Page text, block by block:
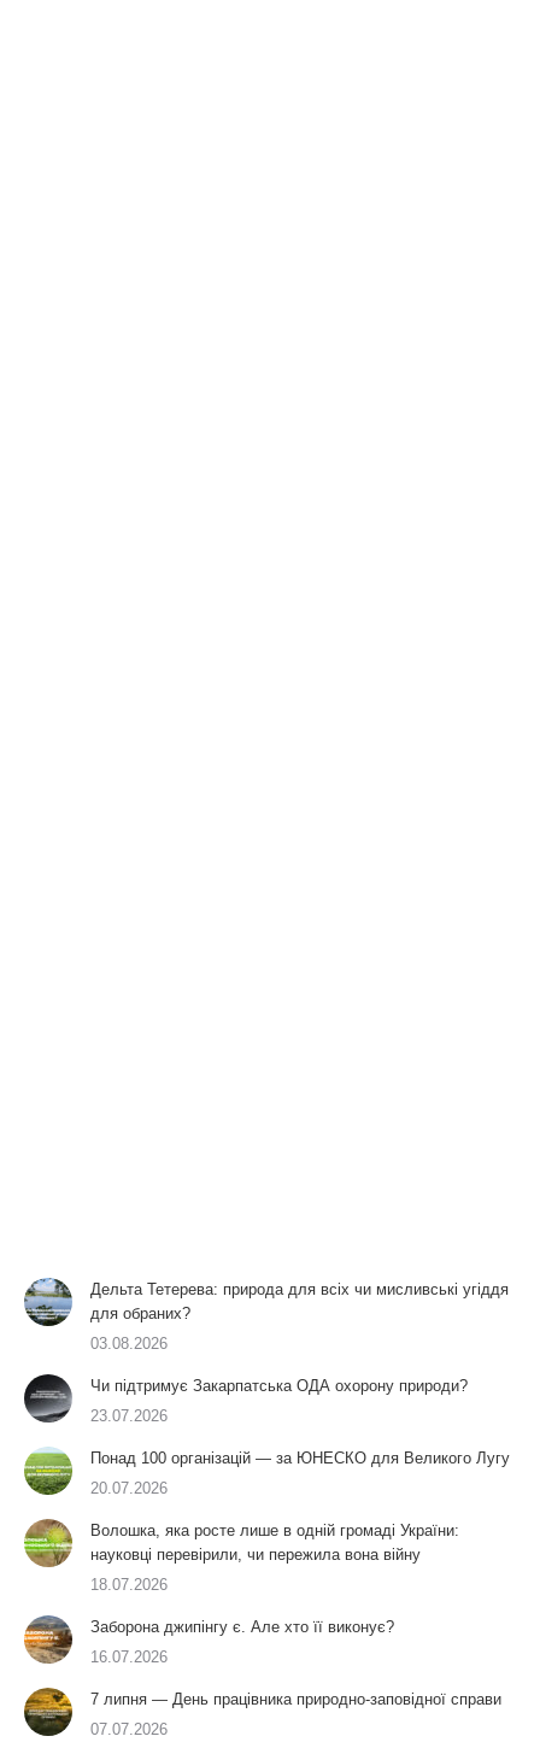
Дельта Тетерева: природа для всіх чи мисливські угіддя
для обраних?
03.08.2026
Чи підтримує Закарпатська ОДА охорону природи?
23.07.2026
Понад 100 організацій — за ЮНЕСКО для Великого Лугу
20.07.2026
Волошка, яка росте лише в одній громаді України:
науковці перевірили, чи пережила вона війну
18.07.2026
Заборона джипінгу є. Але хто її виконує?
16.07.2026
7 липня — День працівника природно-заповідної справи
07.07.2026